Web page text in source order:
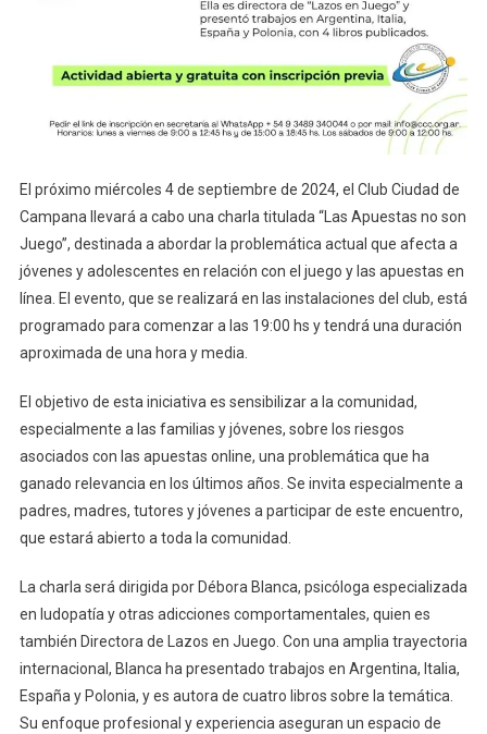
El próximo miércoles 4 de septiembre de 2024, el Club Ciudad de
Campana llevará a cabo una charla titulada “Las Apuestas no son
Juego”, destinada a abordar la problemática actual que afecta a
jóvenes y adolescentes en relación con el juego y las apuestas en
línea. El evento, que se realizará en las instalaciones del club, está
programado para comenzar a las 19:00 hs y tendrá una duración
aproximada de una hora y media.
El objetivo de esta iniciativa es sensibilizar a la comunidad,
especialmente a las familias y jóvenes, sobre los riesgos
asociados con las apuestas online, una problemática que ha
ganado relevancia en los últimos años. Se invita especialmente a
padres, madres, tutores y jóvenes a participar de este encuentro,
que estará abierto a toda la comunidad.
La charla será dirigida por Débora Blanca, psicóloga especializada
en ludopatía y otras adicciones comportamentales, quien es
también Directora de Lazos en Juego. Con una amplia trayectoria
internacional, Blanca ha presentado trabajos en Argentina, Italia,
España y Polonia, y es autora de cuatro libros sobre la temática.
Su enfoque profesional y experiencia aseguran un espacio de